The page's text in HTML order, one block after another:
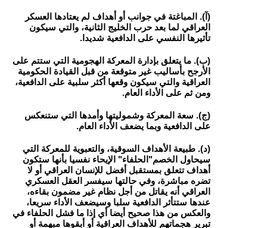
(آ). المباغتة في جوانب أو أهداف لم يعتادها العسكر
العراقي لما بعد حرب الخليج الثانية، والتي سيكون
تأثيرها النفسي على الدافعية شديدا.
(ب). ما يتعلق بإدارة المعركة الهجومية التي ستتم على
الأرجح بأساليب غير متوقعة من قبل القيادة الحكومية
العراقية والتي سيكون وقعها أكثر سلبية على الدافعية،
ومن ثم على الأداء العام.
(ج). سعة المعركة وشموليتها وأمدها التي ستنعكس
على الدافعية وبما يضعف الأداء العام.
(د). طبيعة الأهداف السوقية، والتعبوية للمعركة التي
سيحاول الخصم"الحلفاء" الإيحاء نفسيا بأنها ستكون
أهداف تتعلق بمستقبل أفضل للإنسان العراقي أو لا
تضره مباشرة، وفي حالتها سيفسر العقل العسكري
العراقي أنه يقاتل من أجل نظام غير مضمون بقاءه،
عندها ستتأثر الدافعية سلبا وسيضعف الأداء سريعا،
والعكس من هذا صحيح أيضا أي إذا ما فشل الحلفاء في
تبرير هجماتهم للأهداف العراقية أو أبقوها مبهمة أو